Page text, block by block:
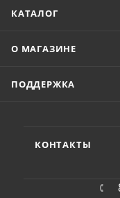
КАТАЛОГ
О МАГАЗИНЕ
ПОДДЕРЖКА
КОНТАКТЫ